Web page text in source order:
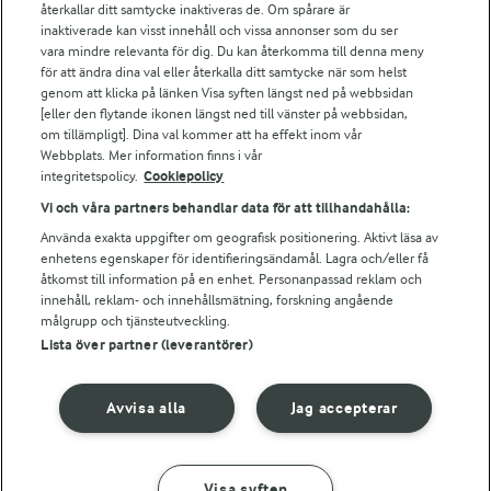
Arla webbshop
Bildbank
Följ oss
© 2026 Arla Foods
Integritetspolicy
återkallar ditt samtycke inaktiveras de. Om spårare är
inaktiverade kan visst innehåll och vissa annonser som du ser
vara mindre relevanta för dig. Du kan återkomma till denna meny
för att ändra dina val eller återkalla ditt samtycke när som helst
genom att klicka på länken Visa syften längst ned på webbsidan
[eller den flytande ikonen längst ned till vänster på webbsidan,
om tillämpligt]. Dina val kommer att ha effekt inom vår
Webbplats. Mer information finns i vår
integritetspolicy. Cookiepolicy
Vi och våra partners behandlar data för att tillhandahålla:
Använda exakta uppgifter om geografisk positionering. Aktivt läsa av
enhetens egenskaper för identifieringsändamål. Lagra och/eller få
åtkomst till information på en enhet. Personanpassad reklam och
innehåll, reklam- och innehållsmätning, forskning angående
målgrupp och tjänsteutveckling.
Lista över partner (leverantörer)
Jag accepterar
Avvisa alla